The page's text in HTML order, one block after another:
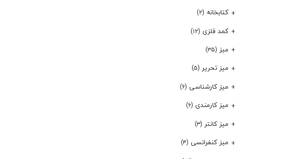
کتابخانه (۲)
کمد فلزی (۱۲)
میز (۳۵)
میز تحریر (۵)
میز کارشناسی (۶)
میز کارمندی (۶)
میز کانتر (۳)
میز کنفرانسی (۴)